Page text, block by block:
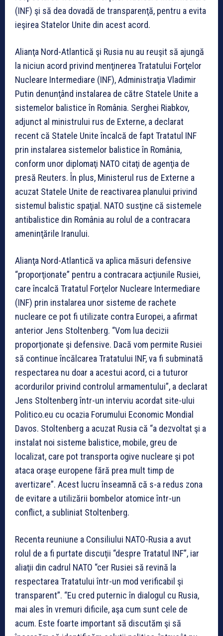
(INF) şi să dea dovadă de transparenţă, pentru a evita
ieşirea Statelor Unite din acest acord.
Alianţa Nord-Atlantică şi Rusia nu au reuşit să ajungă
la niciun acord privind menţinerea Tratatului Forţelor
Nucleare Intermediare (INF), Administraţia Vladimir
Putin denunţând instalarea de către Statele Unite a
sistemelor balistice în România. Serghei Riabkov,
adjunct al ministrului rus de Externe, a declarat
recent că Statele Unite încalcă de fapt Tratatul INF
prin instalarea sistemelor balistice în România,
conform unor diplomaţi NATO citaţi de agenţia de
presă Reuters. În plus, Ministerul rus de Externe a
acuzat Statele Unite de reactivarea planului privind
sistemul balistic spaţial. NATO susţine că sistemele
antibalistice din România au rolul de a contracara
ameninţările Iranului.
Alianţa Nord-Atlantică va aplica măsuri defensive
“proporţionate” pentru a contracara acţiunile Rusiei,
care încalcă Tratatul Forţelor Nucleare Intermediare
(INF) prin instalarea unor sisteme de rachete
nucleare ce pot fi utilizate contra Europei, a afirmat
anterior Jens Stoltenberg. “Vom lua decizii
proporţionate şi defensive. Dacă vom permite Rusiei
să continue încălcarea Tratatului INF, va fi subminată
respectarea nu doar a acestui acord, ci a tuturor
acordurilor privind controlul armamentului”, a declarat
Jens Stoltenberg într-un interviu acordat site-ului
Politico.eu cu ocazia Forumului Economic Mondial
Davos. Stoltenberg a acuzat Rusia că “a dezvoltat şi a
instalat noi sisteme balistice, mobile, greu de
localizat, care pot transporta ogive nucleare şi pot
ataca oraşe europene fără prea mult timp de
avertizare”. Acest lucru înseamnă că s-a redus zona
de evitare a utilizării bombelor atomice într-un
conflict, a subliniat Stoltenberg.
Recenta reuniune a Consiliului NATO-Rusia a avut
rolul de a fi purtate discuţii “despre Tratatul INF”, iar
aliaţii din cadrul NATO “cer Rusiei să revină la
respectarea Tratatului într-un mod verificabil şi
transparent”. “Eu cred puternic în dialogul cu Rusia,
mai ales în vremuri dificile, aşa cum sunt cele de
acum. Este foarte important să discutăm şi să